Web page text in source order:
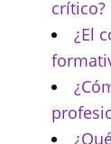
crítico?
¿El